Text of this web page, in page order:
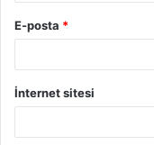
E-posta *
İnternet sitesi